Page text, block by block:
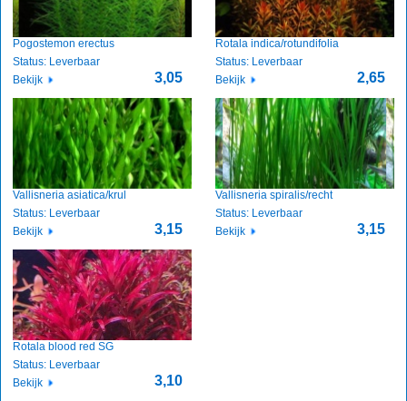
Pogostemon erectus
3,05
Status: Leverbaar
Bekijk
Rotala indica/rotundifolia
2,65
Status: Leverbaar
Bekijk
Vallisneria asiatica/krul
3,15
Status: Leverbaar
Bekijk
Vallisneria spiralis/recht
3,15
Status: Leverbaar
Bekijk
Rotala blood red SG
3,10
Status: Leverbaar
Bekijk